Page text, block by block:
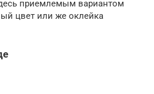
приемлемым вариантом
цвет или же оклейка